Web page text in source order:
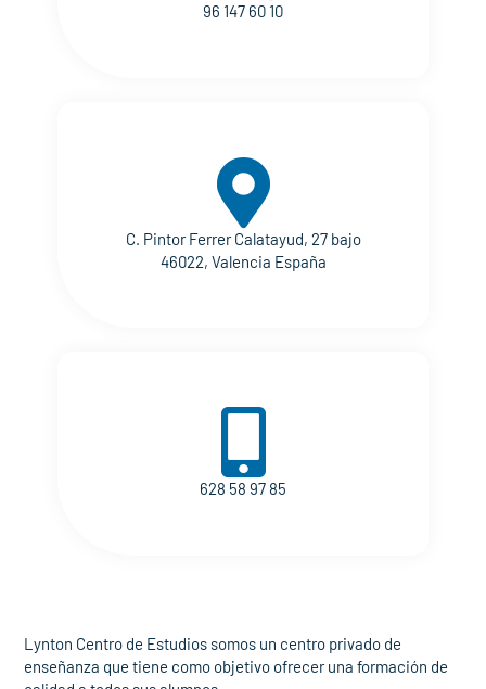
96 147 60 10
C. Pintor Ferrer Calatayud, 27 bajo
46022, Valencia España
628 58 97 85
Lynton Centro de Estudios somos un centro privado de
enseñanza que tiene como objetivo ofrecer una formación de